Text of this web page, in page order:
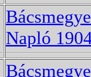
Napló